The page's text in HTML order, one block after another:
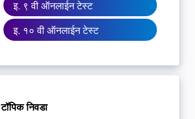
इ. ९ वी ऑनलाईन टेस्ट
इ. १० वी ऑनलाईन टेस्ट
टॉपिक निवडा